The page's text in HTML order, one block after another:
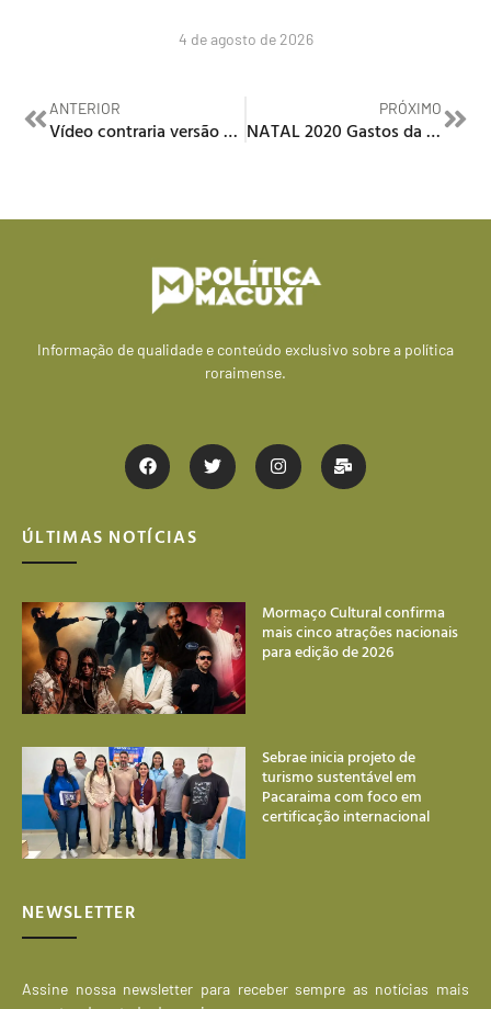
4 de agosto de 2026
ANTERIOR
Vídeo contraria versão de veterinária sobre suposta ameaça de parlamentar
PRÓXIMO
NATAL 2020 Gastos da Prefeitura com programação natalina podem ultrapassar R$ 2 milhões
Informação de qualidade e conteúdo exclusivo sobre a política
roraimense.
ÚLTIMAS NOTÍCIAS
Mormaço Cultural confirma
mais cinco atrações nacionais
para edição de 2026
Sebrae inicia projeto de
turismo sustentável em
Pacaraima com foco em
certificação internacional
NEWSLETTER
Assine nossa newsletter para receber sempre as notícias mais